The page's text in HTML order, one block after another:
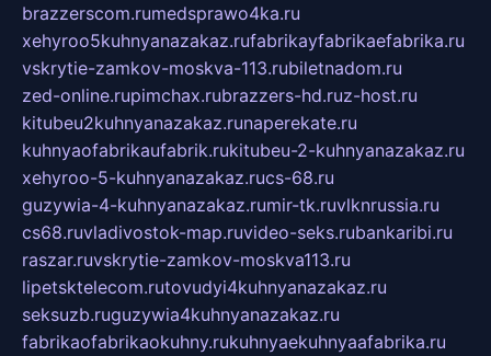
brazzerscom.rumedsprawo4ka.ru
xehyroo5kuhnyanazakaz.rufabrikayfabrikaefabrika.ru
vskrytie-zamkov-moskva-113.rubiletnadom.ru
zed-online.rupimchax.rubrazzers-hd.ruz-host.ru
kitubeu2kuhnyanazakaz.runaperekate.ru
kuhnyaofabrikaufabrik.rukitubeu-2-kuhnyanazakaz.ru
xehyroo-5-kuhnyanazakaz.rucs-68.ru
guzywia-4-kuhnyanazakaz.rumir-tk.ruvlknrussia.ru
cs68.ruvladivostok-map.ruvideo-seks.rubankaribi.ru
raszar.ruvskrytie-zamkov-moskva113.ru
lipetsktelecom.rutovudyi4kuhnyanazakaz.ru
seksuzb.ruguzywia4kuhnyanazakaz.ru
fabrikaofabrikaokuhny.rukuhnyaekuhnyaafabrika.ru